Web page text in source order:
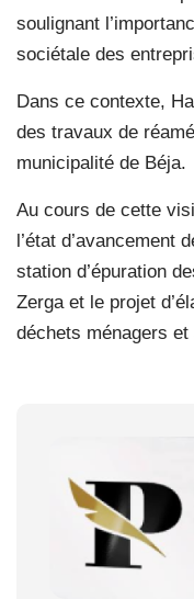
soulignant
sociétale des
Dans ce contexte,
des travaux de
municipalité de Béja.
Au cours de cette
l’état
station d’épuration
Zerga et le projet
déchets ménagers